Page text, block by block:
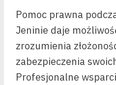
Pomoc prawna
Jeninie daje
zrozumienia
zabezpieczenia
Profesjonalne